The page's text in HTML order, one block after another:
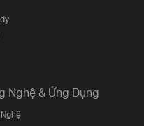
Nghệ & Ứng Dụng